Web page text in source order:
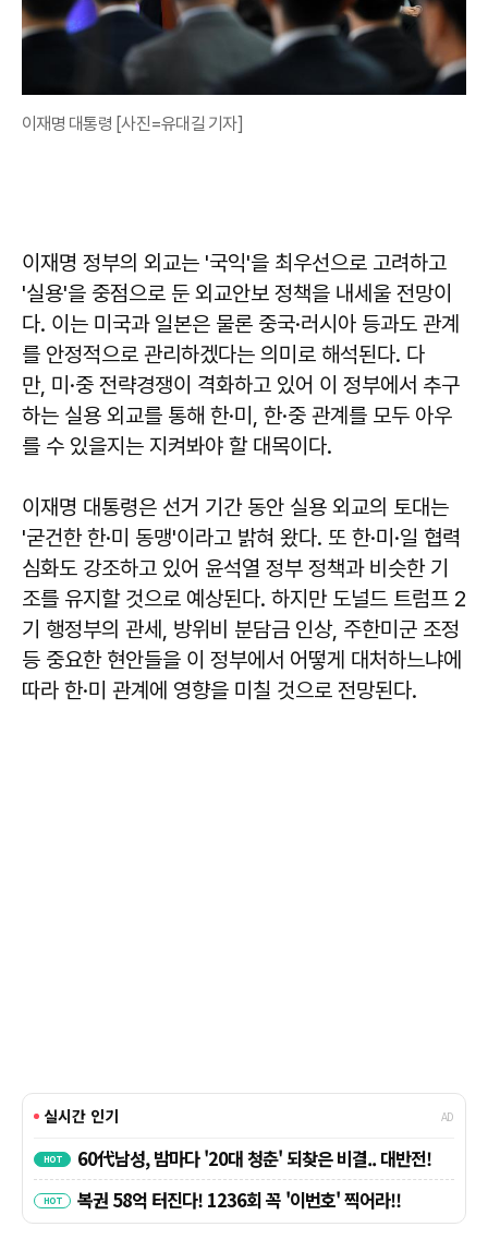
이재명 대통령 [사진=유대길 기자]
이재명 정부의 외교는 '국익'을 최우선으로 고려하고
'실용'을 중점으로 둔 외교안보 정책을 내세울 전망이
다. 이는 미국과 일본은 물론 중국·러시아 등과도 관계
를 안정적으로 관리하겠다는 의미로 해석된다. 다
만, 미·중 전략경쟁이 격화하고 있어 이 정부에서 추구
하는 실용 외교를 통해 한·미, 한·중 관계를 모두 아우
를 수 있을지는 지켜봐야 할 대목이다.
이재명 대통령은 선거 기간 동안 실용 외교의 토대는
'굳건한 한·미 동맹'이라고 밝혀 왔다. 또 한·미·일 협력
심화도 강조하고 있어 윤석열 정부 정책과 비슷한 기
조를 유지할 것으로 예상된다. 하지만 도널드 트럼프 2
기 행정부의 관세, 방위비 분담금 인상, 주한미군 조정
등 중요한 현안들을 이 정부에서 어떻게 대처하느냐에
따라 한·미 관계에 영향을 미칠 것으로 전망된다.